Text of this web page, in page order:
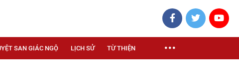
SAN GIÁC NGỘ LỊCH SỬ TỪ THIỆN